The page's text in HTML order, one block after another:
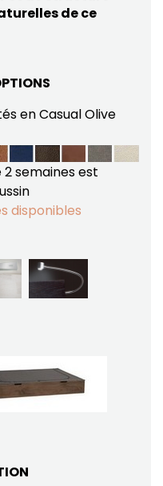
de ce
en Casual Olive
semaines est
disponibles